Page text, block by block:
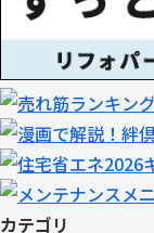
カテゴリ